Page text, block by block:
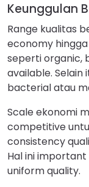
Keunggulan
Range kualitas
economy
seperti organic,
available.
bacterial atau
Scale ekonomi
competitive
consistency
Hal ini
uniform quality.